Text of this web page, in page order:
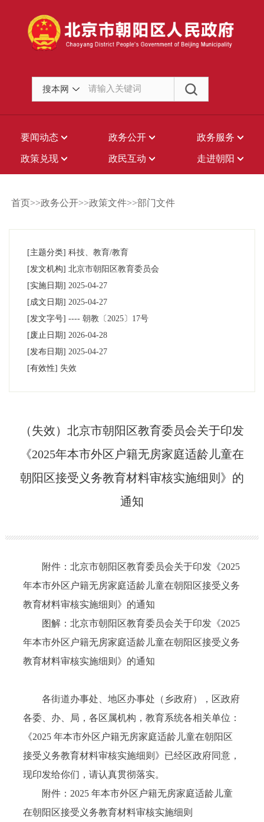
搜本网
要闻动态 政务公开 政务服务
政策兑现 政民互动 走进朝阳
首页>>政务公开>>政策文件>>部门文件
[主题分类]科技、教育/教育
[发文机构]北京市朝阳区教育委员会
[实施日期]2025-04-27
[成文日期]2025-04-27
[发文字号]----朝教〔2025〕17号
[废止日期]2026-04-28
[发布日期]2025-04-27
[有效性] 失效
（失效）北京市朝阳区教育委员会关于印发
《2025年本市外区户籍无房家庭适龄儿童在
朝阳区接受义务教育材料审核实施细则》的
通知
附件：北京市朝阳区教育委员会关于印发《2025
年本市外区户籍无房家庭适龄儿童在朝阳区接受义务
教育材料审核实施细则》的通知
图解：北京市朝阳区教育委员会关于印发《2025
年本市外区户籍无房家庭适龄儿童在朝阳区接受义务
教育材料审核实施细则》的通知
各街道办事处、地区办事处（乡政府），区政府
各委、办、局，各区属机构，教育系统各相关单位：
《2025 年本市外区户籍无房家庭适龄儿童在朝阳区
接受义务教育材料审核实施细则》已经区政府同意，
现印发给你们，请认真贯彻落实。
附件：2025 年本市外区户籍无房家庭适龄儿童
在朝阳区接受义务教育材料审核实施细则